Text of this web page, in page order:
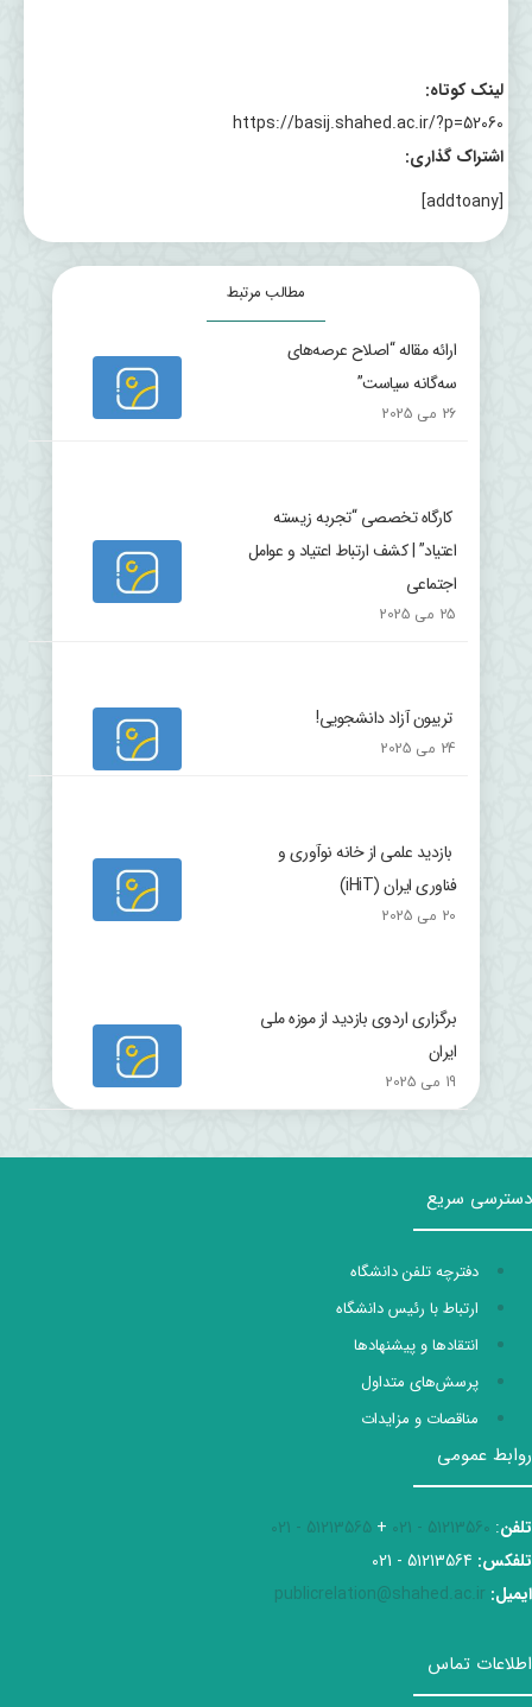
لینک کوتاه:
https://basij.shahed.ac.ir/?p=52060
اشتراک گذاری:
[addtoany]
مطالب مرتبط
ارائه مقاله “اصلاح عرصه‌های
سه‌گانه سیاست”
26 می 2025
کارگاه تخصصی “تجربه زیسته
اعتیاد” | کشف ارتباط اعتیاد و عوامل
اجتماعی
25 می 2025
تریبون آزاد دانشجویی!
24 می 2025
بازدید علمی از خانه نوآوری و
فناوری ایران (iHiT)
20 می 2025
برگزاری اردوی بازدید از موزه ملی
ایران
19 می 2025
دسترسی سریع
دفترچه تلفن دانشگاه
ارتباط با رئیس دانشگاه
انتقادها و پیشنهادها
پرسش‌های متداول
مناقصات و مزایدات
روابط عمومی
تلفن:
51213560 - 021
+
51213565 - 021
تلفکس:
ایمیل: publicrelation@shahed.ac.ir
اطلاعات تماس